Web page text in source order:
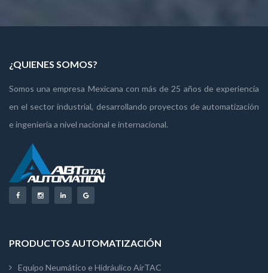
¿QUIENES SOMOS?
Somos una empresa Mexicana con más de 25 años de experiencia
en el sector industrial, desarrollando proyectos de automatización
e ingeniería a nivel nacional e internacional.
PRODUCTOS AUTOMATIZACIÓN
Equipo Neumático e Hidráulico AirTAC